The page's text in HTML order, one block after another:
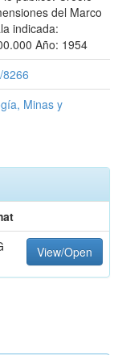
del Marco
indicada:
Año: 1954
Minas y
View/Open